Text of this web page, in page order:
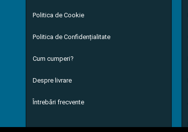
Politica de Cookie
Politica de Confidențialitate
Cum cumperi?
Despre livrare
Întrebări frecvente